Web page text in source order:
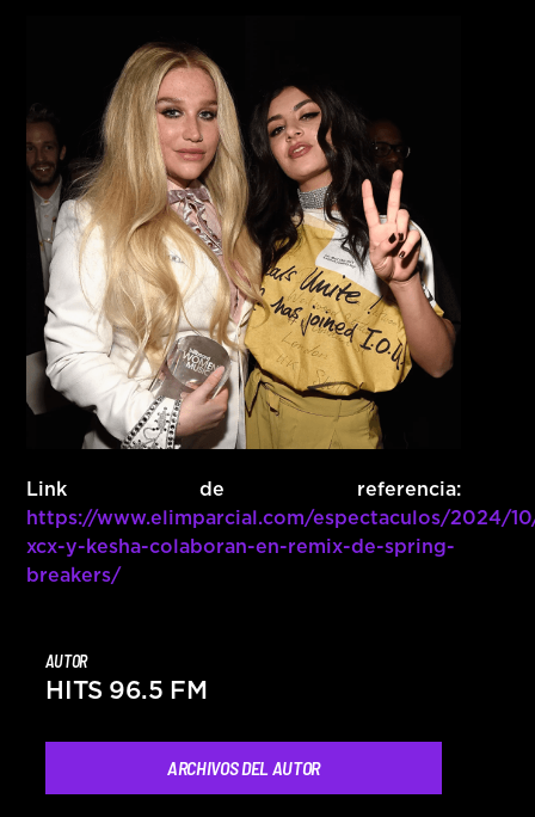
Link de referencia:
https://www.elimparcial.com/espectaculos/2024/
xcx-y-kesha-colaboran-en-remix-de-spring-
breakers/
AUTOR
HITS 96.5 FM
ARCHIVOS DEL AUTOR